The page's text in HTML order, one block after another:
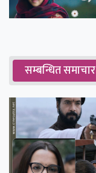
सम्बन्धित समाचार